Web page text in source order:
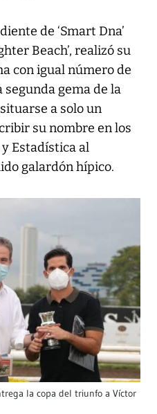
de ‘Smart Dna’
Beach’, realizó su
con igual número de
gema de la
a solo un
su nombre en los
Estadística al
galardón hípico.
la copa del triunfo a Víctor